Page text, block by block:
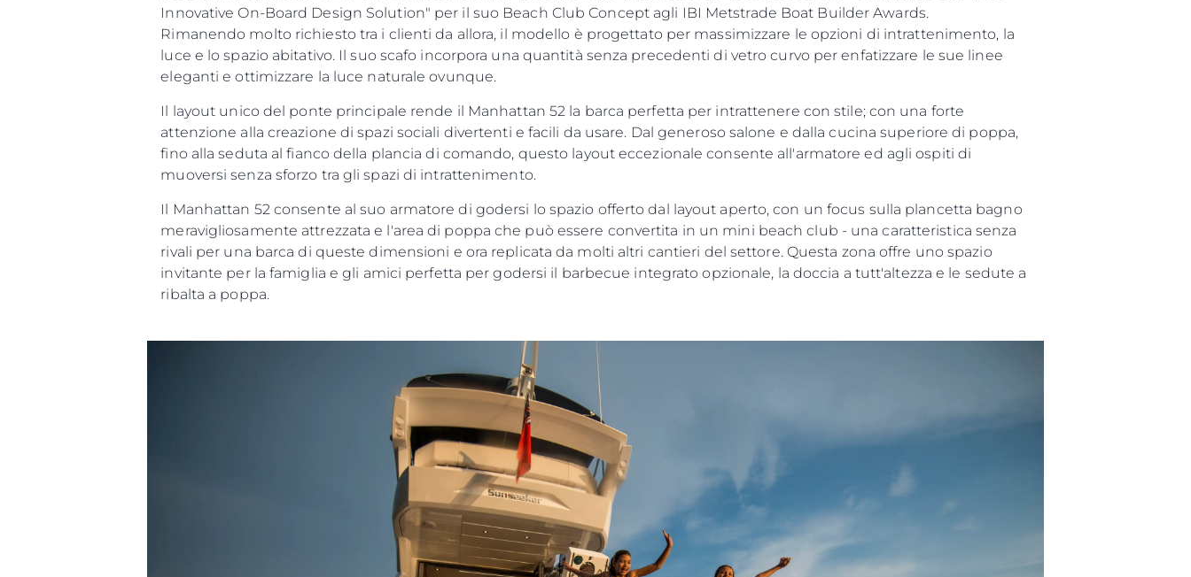
Innovative On-Board Design Solution" per il suo Beach Club Concept agli IBI Metstrade Boat Builder Awards.
Rimanendo molto richiesto tra i clienti da allora, il modello è progettato per massimizzare le opzioni di intrattenimento, la
luce e lo spazio abitativo. Il suo scafo incorpora una quantità senza precedenti di vetro curvo per enfatizzare le sue linee
eleganti e ottimizzare la luce naturale ovunque.
Il layout unico del ponte principale rende il Manhattan 52 la barca perfetta per intrattenere con stile; con una forte
attenzione alla creazione di spazi sociali divertenti e facili da usare. Dal generoso salone e dalla cucina superiore di poppa,
fino alla seduta al fianco della plancia di comando, questo layout eccezionale consente all'armatore ed agli ospiti di
muoversi senza sforzo tra gli spazi di intrattenimento.
Il Manhattan 52 consente al suo armatore di godersi lo spazio offerto dal layout aperto, con un focus sulla plancetta bagno
meravigliosamente attrezzata e l'area di poppa che può essere convertita in un mini beach club - una caratteristica senza
rivali per una barca di queste dimensioni e ora replicata da molti altri cantieri del settore. Questa zona offre uno spazio
invitante per la famiglia e gli amici perfetta per godersi il barbecue integrato opzionale, la doccia a tutt'altezza e le sedute a
ribalta a poppa.
Informazioni
Mappa Del Sito
Contatti
Aspetti Legali
POLICY SULLA PRIVACY
TERMINI E CONDIZIONI
COOKIE POLICY
RECLUTAMENTO
L'azienda
Brokerage
Eventi
Innovazione
Il Team
Lifestyle
Heritage
Valuta La Tua Imbarcazione